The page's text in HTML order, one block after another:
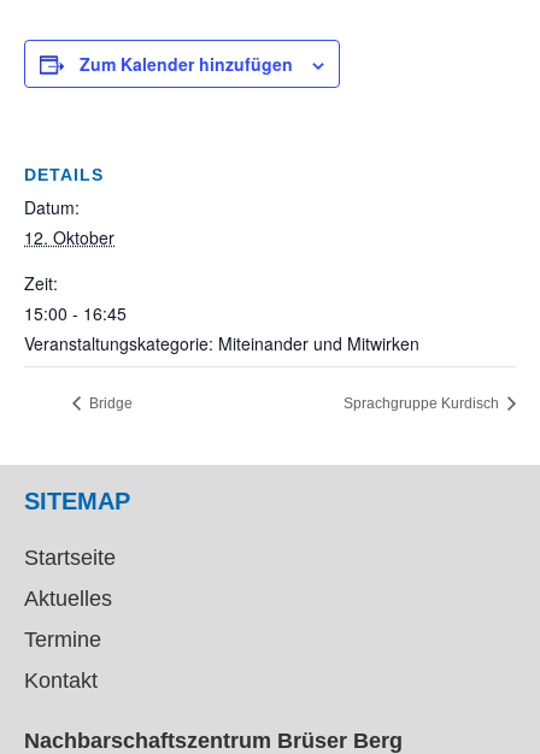
Zum Kalender hinzufügen
DETAILS
Datum:
12. Oktober
Zeit:
15:00 - 16:45
Veranstaltungskategorie: Miteinander und Mitwirken
Bridge Sprachgruppe Kurdisch
SITEMAP
Startseite
Aktuelles
Termine
Kontakt
Nachbarschaftszentrum Brüser Berg